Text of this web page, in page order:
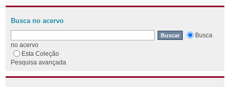
Busca no acervo
Busca
no acervo
Esta Coleção
Pesquisa avançada